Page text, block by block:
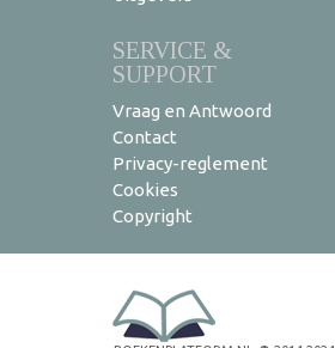
SERVICE &
SUPPORT
Vraag en Antwoord
Contact
Privacy-reglement
Cookies
Copyright